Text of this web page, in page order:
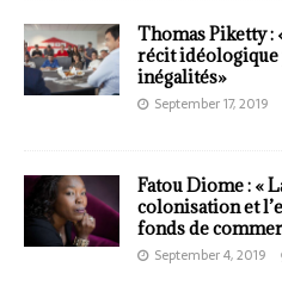
Thomas Piketty :
récit
inégalités»
September 17, 2019
Fatou Diome : «
colonisation et
fonds de
September 4, 2019